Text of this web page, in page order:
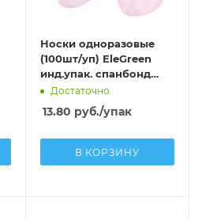
Носки одноразовые
(100шт/уп) EleGreen
инд.упак. спанбонд
(15г/м2) розовый
Достаточно
13.80 руб./упак
В КОРЗИНУ